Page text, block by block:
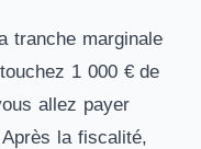
tranche marginale
1 000 € de
allez payer
la fiscalité,